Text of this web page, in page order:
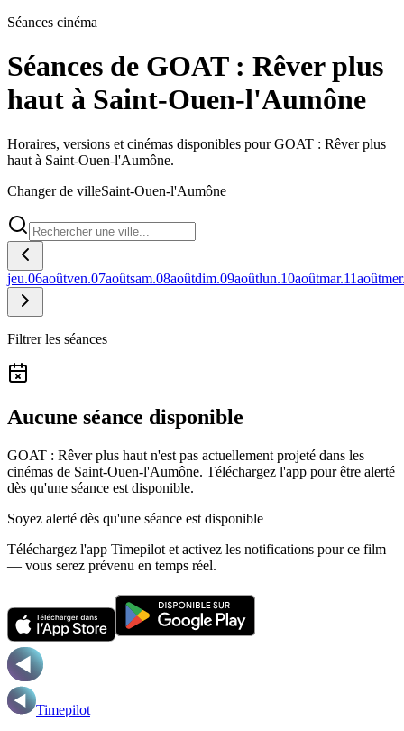
Séances cinéma
Séances de GOAT : Rêver plus
haut à Saint-Ouen-l'Aumône
Horaires, versions et cinémas disponibles pour GOAT : Rêver plus
haut à Saint-Ouen-l'Aumône.
Changer de villeSaint-Ouen-l'Aumône
jeu.06aoûtven.07aoûtsam.08aoûtdim.09aoûtlun.10aoûtmar.11août
Filtrer les séances
Aucune séance disponible
GOAT : Rêver plus haut n'est pas actuellement projeté dans les
cinémas de Saint-Ouen-l'Aumône. Téléchargez l'app pour être alerté
dès qu'une séance est disponible.
Soyez alerté dès qu'une séance est disponible
Téléchargez l'app Timepilot et activez les notifications pour ce film
— vous serez prévenu en temps réel.
Timepilot